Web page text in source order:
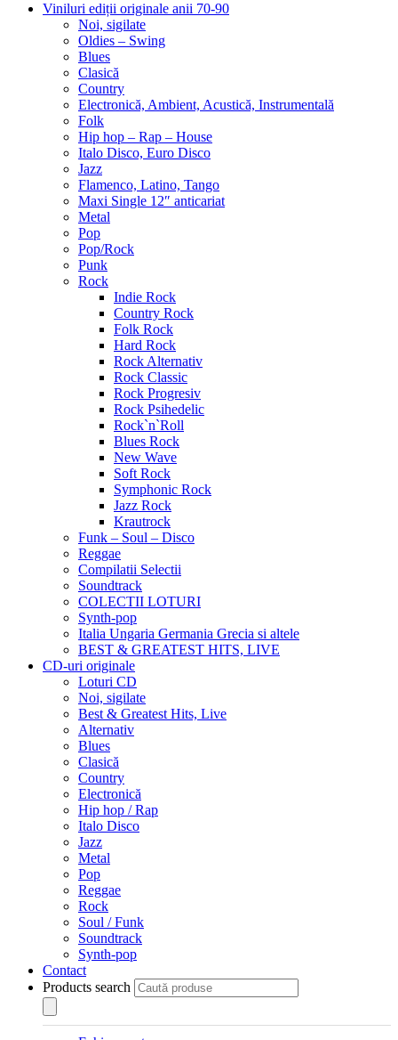
Viniluri ediții originale anii 70-90
Noi, sigilate
Oldies – Swing
Blues
Clasică
Country
Electronică, Ambient, Acustică, Instrumentală
Folk
Hip hop – Rap – House
Italo Disco, Euro Disco
Jazz
Flamenco, Latino, Tango
Maxi Single 12″ anticariat
Metal
Pop
Pop/Rock
Punk
Rock
Indie Rock
Country Rock
Folk Rock
Hard Rock
Rock Alternativ
Rock Classic
Rock Progresiv
Rock Psihedelic
Rock`n`Roll
Blues Rock
New Wave
Soft Rock
Symphonic Rock
Jazz Rock
Krautrock
Funk – Soul – Disco
Reggae
Compilatii Selectii
Soundtrack
COLECTII LOTURI
Synth-pop
Italia Ungaria Germania Grecia si altele
BEST & GREATEST HITS, LIVE
CD-uri originale
Loturi CD
Noi, sigilate
Best & Greatest Hits, Live
Alternativ
Blues
Clasică
Country
Electronică
Hip hop / Rap
Italo Disco
Jazz
Metal
Pop
Reggae
Rock
Soul / Funk
Soundtrack
Synth-pop
Contact
Products search